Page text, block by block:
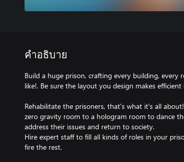
คำอธิบาย
Build a huge prison, crafting every building,
like!. Be sure the layout you design makes
Rehabilitate the prisoners, that's what it's all
zero gravity room to a hologram room to dance
address their issues and return to society.
Hire expert staff to fill all kinds of roles in your
fire the rest.